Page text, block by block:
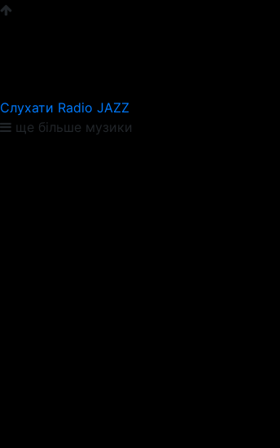
Слухати Radio JAZZ
ще більше музики